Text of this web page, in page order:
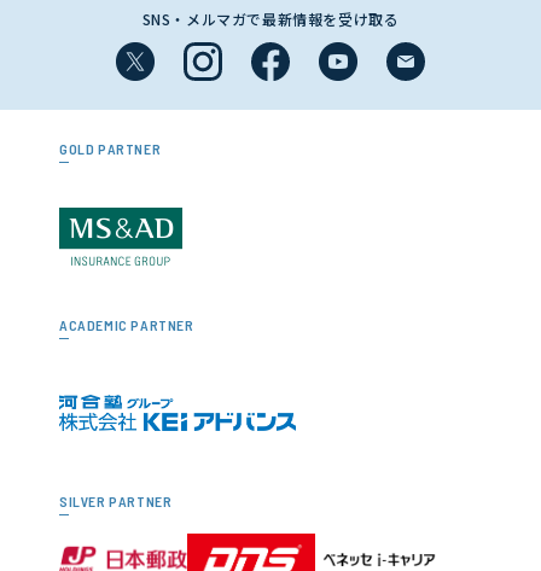
SNS・メルマガで最新情報を受け取る
GOLD PARTNER
ACADEMIC PARTNER
SILVER PARTNER